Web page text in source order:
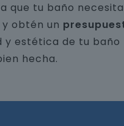
que tu baño
obtén un
y estética de tu baño
hecha.